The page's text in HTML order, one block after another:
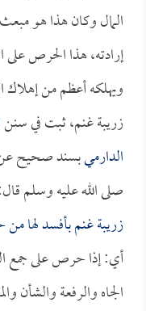
المال وكان هذا هو
إرادته، هذا الحرص
ويهلكه أعظم من إهلاك
زريبة غنم، ثبت في سنن
الدارميبسند صحيح
صلى الله عليه وسلم
زريبة غنم بأفسد لها
أي: إذا حرص على جمع
الجاه والرفعة والشأن